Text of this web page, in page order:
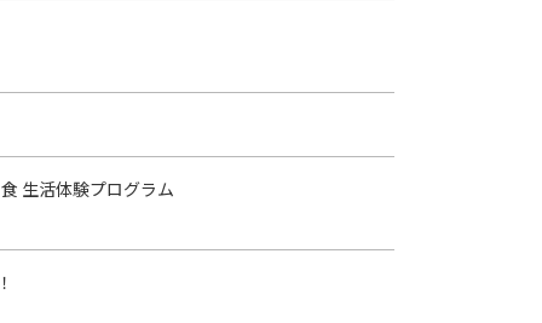
生活体験プログラム